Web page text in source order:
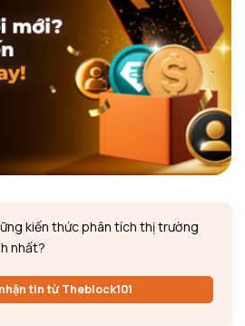
kiến thức phân tích thị trường
nhất?
tin từ Theblock101